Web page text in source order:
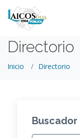
Directorio
Inicio Directorio
Buscador